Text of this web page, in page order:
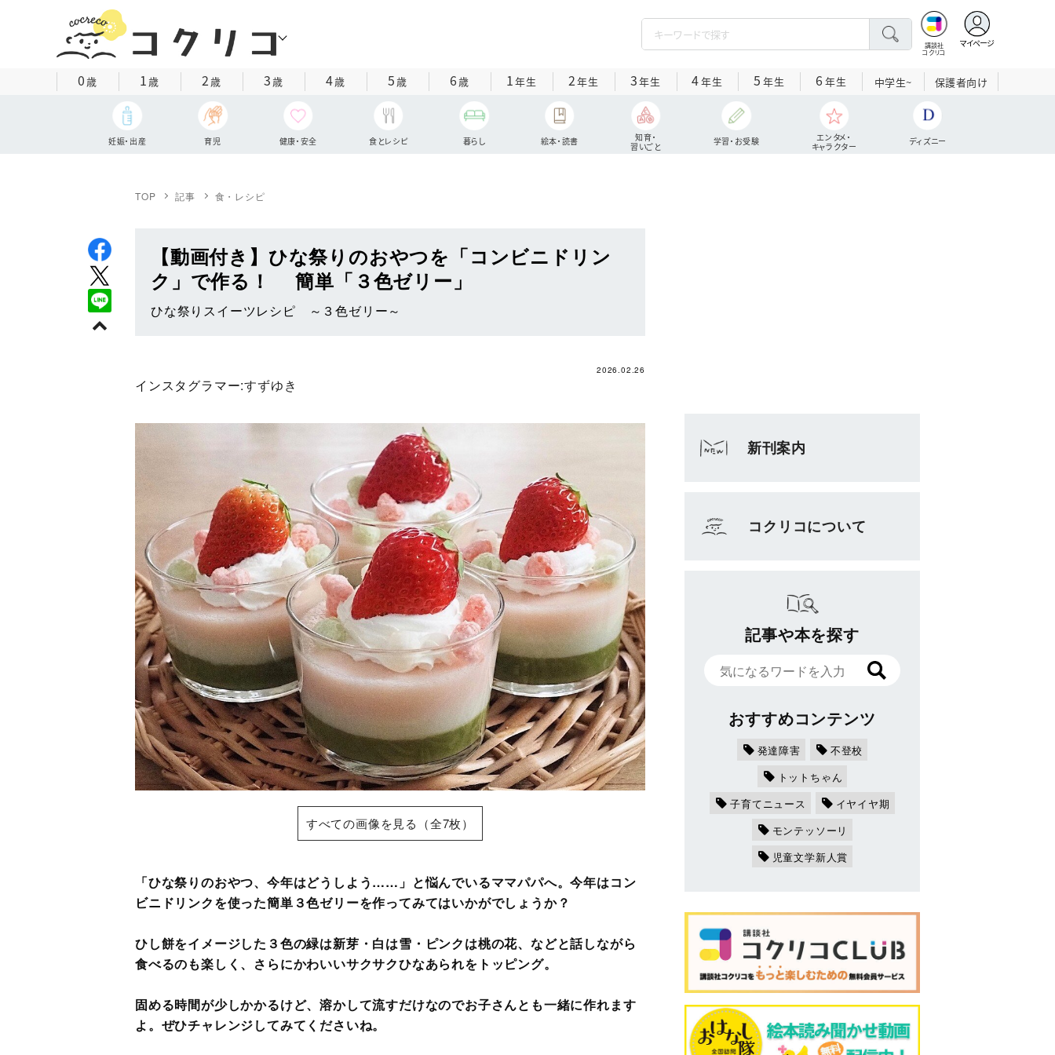
講談社
コクリコ
マイページ
0歳 1歳 2歳 3歳 4歳 5歳 6歳 1年生 2年生 3年生 4年生 5 年生 6 年生 中学生~ 保護者向け
妊娠・出産 育児 健康・安全 食とレシピ 暮らし 絵本・読書
知育・
習いごと
学習・お受験
エンタメ・
キャラクター
ディズニー
TOP 記事 食・レシピ
【動画付き】ひな祭りのおやつを「コンビニドリン
ク」で作る！ 簡単「３色ゼリー」
ひな祭りスイーツレシピ ～３色ゼリー～
2026.02.26
インスタグラマー:すずゆき
すべての画像を見る（全7枚）
「ひな祭りのおやつ、今年はどうしよう……」と悩んでいるママパパへ。今年はコン
ビニドリンクを使った簡単３色ゼリーを作ってみてはいかがでしょうか？
ひし餅をイメージした３色の緑は新芽・白は雪・ピンクは桃の花、などと話しながら
食べるのも楽しく、さらにかわいいサクサクひなあられをトッピング。
固める時間が少しかかるけど、溶かして流すだけなのでお子さんとも一緒に作れます
よ。ぜひチャレンジしてみてくださいね。
新刊案内
コクリコについて
記事や本を探す
おすすめコンテンツ
発達障害
不登校
トットちゃん
子育てニュース
イヤイヤ期
モンテッソーリ
児童文学新人賞